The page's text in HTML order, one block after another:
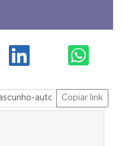
Copiar link